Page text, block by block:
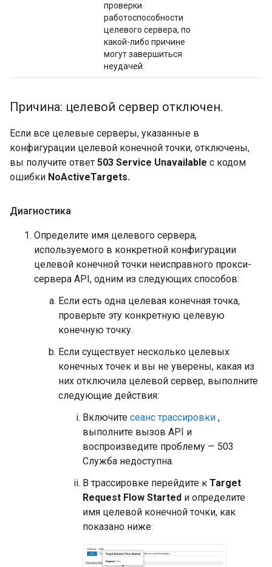
проверки
работоспособности
целевого сервера, по
какой-либо причине
могут завершиться
неудачей.
Причина: целевой сервер отключен.
Если все целевые серверы, указанные в
конфигурации целевой конечной точки, отключены,
вы получите ответ 503 Service Unavailable с кодом
ошибки NoActiveTargets.
Диагностика
Определите имя целевого сервера,
используемого в конкретной конфигурации
целевой конечной точки неисправного прокси-
сервера API, одним из следующих способов:
Если есть одна целевая конечная точка,
проверьте эту конкретную целевую
конечную точку.
Если существует несколько целевых
конечных точек и вы не уверены, какая из
них отключила целевой сервер, выполните
следующие действия:
Включите сеанс трассировки ,
выполните вызов API и
воспроизведите проблему — 503
Служба недоступна.
В трассировке перейдите к Target
Request Flow Started и определите
имя целевой конечной точки, как
показано ниже: